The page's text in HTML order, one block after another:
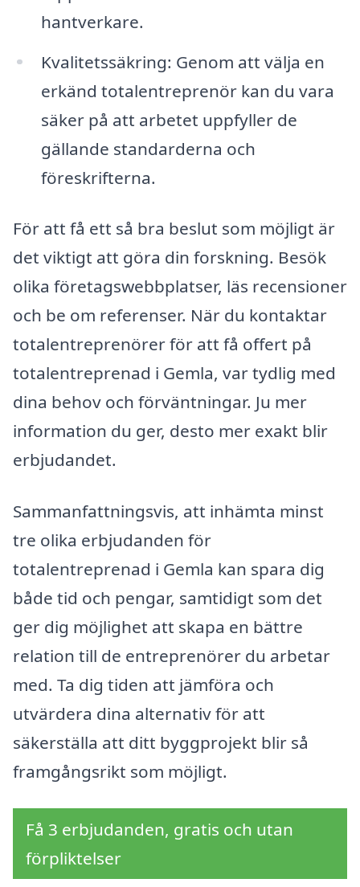
hantverkare.
Kvalitetssäkring: Genom att välja en
erkänd totalentreprenör kan du vara
säker på att arbetet uppfyller de
gällande standarderna och
föreskrifterna.
För att få ett så bra beslut som möjligt är
det viktigt att göra din forskning. Besök
olika företagswebbplatser, läs recensioner
och be om referenser. När du kontaktar
totalentreprenörer för att få offert på
totalentreprenad i Gemla, var tydlig med
dina behov och förväntningar. Ju mer
information du ger, desto mer exakt blir
erbjudandet.
Sammanfattningsvis, att inhämta minst
tre olika erbjudanden för
totalentreprenad i Gemla kan spara dig
både tid och pengar, samtidigt som det
ger dig möjlighet att skapa en bättre
relation till de entreprenörer du arbetar
med. Ta dig tiden att jämföra och
utvärdera dina alternativ för att
säkerställa att ditt byggprojekt blir så
framgångsrikt som möjligt.
Få 3 erbjudanden, gratis och utan
förpliktelser